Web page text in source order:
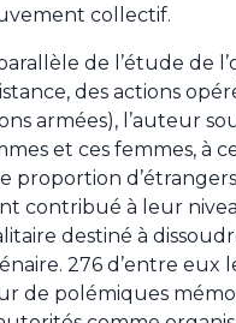
collectif.
de l’étude de
des actions
armées), l’auteur
et ces femmes, à
proportion
contribué à leur
destiné à
276 d’entre eux
de polémiques